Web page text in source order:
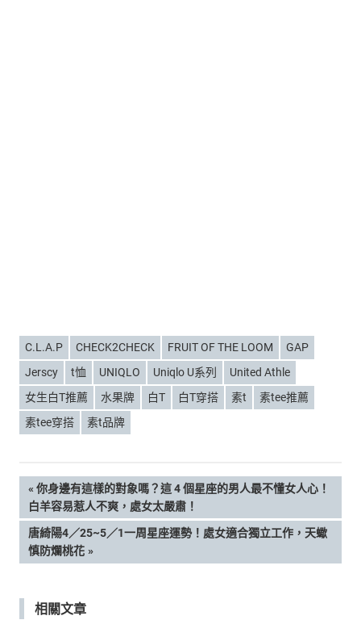
C.L.A.P CHECK2CHECK FRUIT OF THE LOOM
GAP
Jerscy
t恤 UNIQLO Uniqlo U系列
United Athle
女生白T推薦
水果牌 白T 白T穿搭 素t
素tee推薦
素tee穿搭
素t品牌
文
章
導
覽
PREVIOUS
POST:
你身邊有這樣的對象嗎？這 4 個星座的男人最不懂女人心！
白羊容易惹人不爽，處女太嚴肅！
NEXT
POST:
唐綺陽4／25~5／1一周星座運勢！處女適合獨立工作，天蠍
慎防爛桃花
相關文章